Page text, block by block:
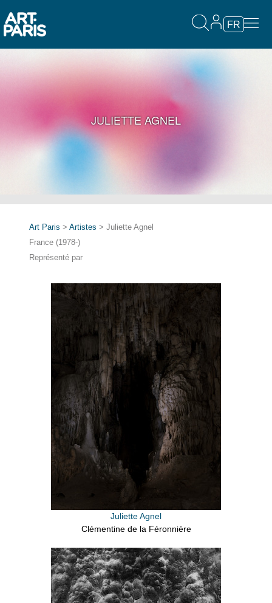
FR
JULIETTE AGNEL
Art Paris > Artistes > Juliette Agnel
France (1978-)
Représenté par
Juliette Agnel
Clémentine de la Féronnière